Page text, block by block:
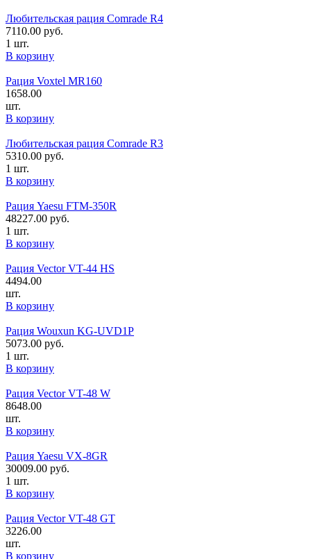
Любительская рация Comrade R4
7110.00 руб.
1 шт.
В корзину
Рация Voxtel MR160
1658.00
шт.
В корзину
Любительская рация Comrade R3
5310.00 руб.
1 шт.
В корзину
Рация Yaesu FTM-350R
48227.00 руб.
1 шт.
В корзину
Рация Vector VT-44 HS
4494.00
шт.
В корзину
Рация Wouxun KG-UVD1P
5073.00 руб.
1 шт.
В корзину
Рация Vector VT-48 W
8648.00
шт.
В корзину
Рация Yaesu VX-8GR
30009.00 руб.
1 шт.
В корзину
Рация Vector VT-48 GT
3226.00
шт.
В корзину